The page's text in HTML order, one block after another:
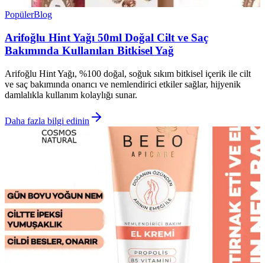
PopülerBlog
Arifoğlu Hint Yağı 50ml Doğal Cilt ve Saç
Bakımında Kullanılan Bitkisel Yağ
Arifoğlu Hint Yağı, %100 doğal, soğuk sıkım bitkisel içerik ile cilt
ve saç bakımında onarıcı ve nemlendirici etkiler sağlar, hijyenik
damlalıkla kullanım kolaylığı sunar.
Daha fazla bilgi edinin